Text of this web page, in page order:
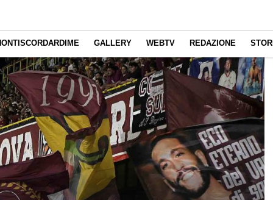
GALLERY WEBTV REDAZIONE